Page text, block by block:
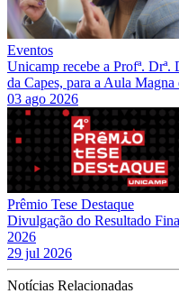
Eventos
Unicamp recebe a Profª. Drª.
da Capes, para a Aula Magna
03 ago 2026
Prêmio Tese Destaque
Divulgação do Resultado
2026
29 jul 2026
Notícias Relacionadas